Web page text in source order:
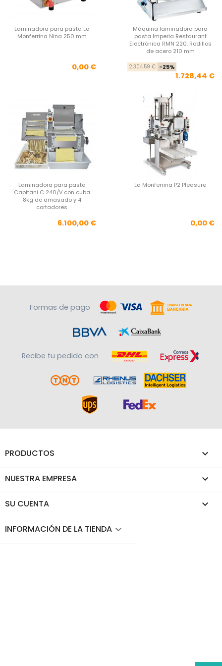
Laminadora para pasta La
Monferrina Nina 250 mm
Precio
0,00 €
Máquina laminadora para
pasta Imperia Restaurant
Electrónica RMN 220. Rodillos
de acero 210 mm
2.304,59 € -25%
1.728,44 €
Laminadora para pasta
Capitani C 240/V con cuba
8kg de amasado y 4
cortadores
Precio
6.100,00 €
La Monferrina P2 Pleasure
0,00 €
Formas de pago
Recibe tu pedido con
PRODUCTOS 
NUESTRA EMPRESA 
SU CUENTA 
INFORMACIÓN DE LA TIENDA keyboard_arrow_down